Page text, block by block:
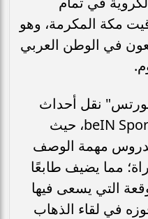
مكة المكرمة، وهو
في الوطن العربي
نقل أحداث
اللقاء حصريا عبر قناة beIN Sports 1، حيث
مهمة الوصف
مما يضيف طابعًا
التي يسعى فيها
في لقاء الذهاب